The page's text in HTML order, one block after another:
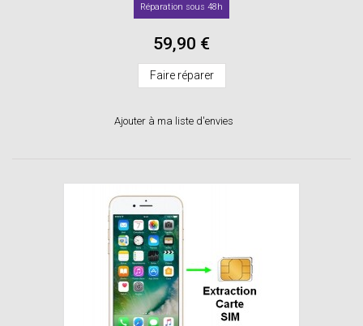
Réparation sous 48h
59,90 €
Faire réparer
Ajouter à ma liste d'envies